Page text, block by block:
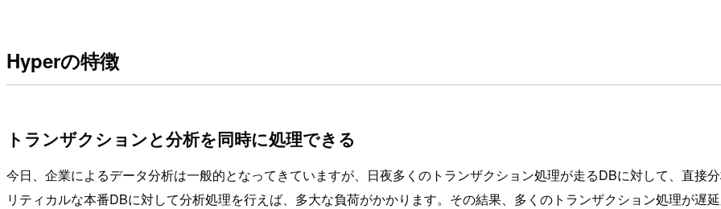
Hyperの特徴
トランザクションと分析を同時に処理できる
今日、企業によるデータ分析は一般的となってきていますが、日夜多くのトランザクション処理が走るDBに対して、直接
リティカルな本番DBに対して分析処理を行えば、多大な負荷がかかります。その結果、多くのトランザクション処理が遅